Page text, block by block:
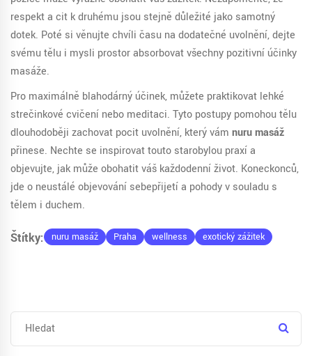
respekt a cit k druhému jsou stejně důležité jako samotný
dotek. Poté si věnujte chvíli času na dodatečné uvolnění, dejte
svému tělu i mysli prostor absorbovat všechny pozitivní účinky
masáže.
Pro maximálně blahodárný účinek, můžete praktikovat lehké
strečinkové cvičení nebo meditaci. Tyto postupy pomohou tělu
dlouhodoběji zachovat pocit uvolnění, který vám nuru masáž
přinese. Nechte se inspirovat touto starobylou praxí a
objevujte, jak může obohatit váš každodenní život. Koneckonců,
jde o neustálé objevování sebepřijetí a pohody v souladu s
tělem i duchem.
Štítky: nuru masáž Praha wellness exotický zážitek